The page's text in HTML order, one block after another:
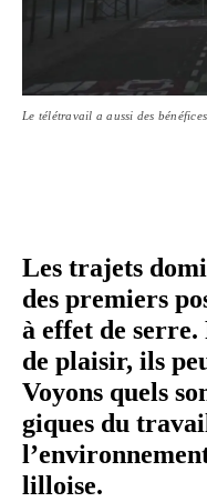
Le télétravail a aussi des
Les trajets
des premiers
à effet de
de plaisir, ils
Voyons quels
giques du
lilloise.